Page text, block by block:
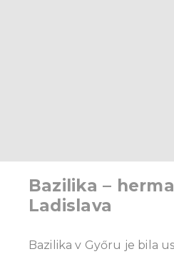
Bazilika –
Ladislava
Bazilika v Győru je bila